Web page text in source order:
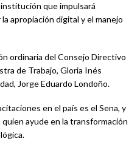
que impulsará
apropiación digital y el manejo
ordinaria del Consejo Directivo
de Trabajo, Gloria Inés
Jorge Eduardo Londoño.
en el país es el Sena, y
ayude en la transformación